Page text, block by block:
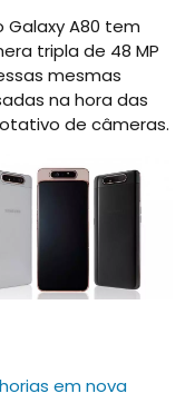
A80 tem
tripla de 48 MP
mesmas
na hora das
de câmeras.
em nova